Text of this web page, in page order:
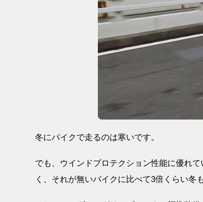
冬にバイクで走るのは寒いです。
でも、ウインドプロテクション性能に優れ
く、それが無いバイクに比べて3倍くらい冬